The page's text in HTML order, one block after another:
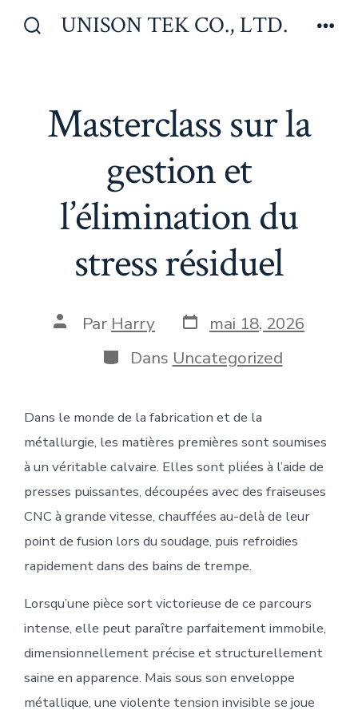
UNISON TEK CO., LTD.
Masterclass sur la
gestion et
l’élimination du
stress résiduel
Auteur
publication
Par Harry Date
de
publication
mai 18, 2026
Catégories
Dans Uncategorized
Dans le monde de la fabrication et de la
métallurgie, les matières premières sont soumises
à un véritable calvaire. Elles sont pliées à l’aide de
presses puissantes, découpées avec des fraiseuses
CNC à grande vitesse, chauffées au-delà de leur
point de fusion lors du soudage, puis refroidies
rapidement dans des bains de trempe.
Lorsqu’une pièce sort victorieuse de ce parcours
intense, elle peut paraître parfaitement immobile,
dimensionnellement précise et structurellement
saine en apparence. Mais sous son enveloppe
métallique, une violente tension invisible se joue